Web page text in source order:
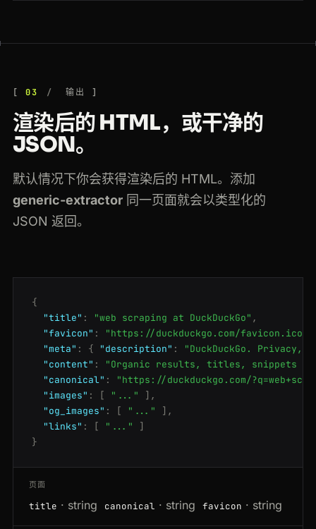
03 输出
渲染后的 HTML，或干净的
JSON。
默认情况下你会获得渲染后的 HTML。添加
generic-extractor 同一页面就会以类型化的
JSON 返回。
{
"title" : "web scraping at DuckDuckGo" ,
"favicon" : "https://duckduckgo.com/favicon.ico"
"meta" : { "description" :
"DuckDuckGo.
"content" :
"Organic results, titles, snippets
"canonical" :
"https://duckduckgo.com/
"images" : [ "..."
],
"og_images" : [ "..."
],
"links" : [ "..."
]
}
页面
title · string canonical · string favicon · string